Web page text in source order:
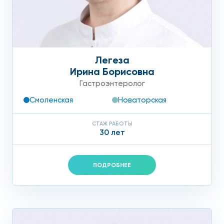
назначает следующие обследования (по необходимости):
эндоскопические исследования;
инструментальная диагностика;
эндоскопическая биопсия;
лабораторное тестирование на наличие
патогенов;
В клинике практикуется индивидуальный подход при
разработке лечебной терапии хронического
гастродуоденита. Но это всегда комплексное лечение,
Легеза
Ирина Борисовна
Гастроэнтеролог
Смоленская
Новаторская
СТАЖ РАБОТЫ
30 лет
ПОДРОБНЕЕ